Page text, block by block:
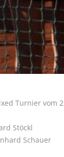
Turnier vom
Stöckl
Schauer